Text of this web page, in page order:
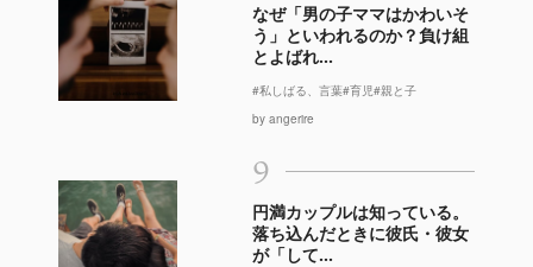
なぜ「男の子ママはかわいそ
う」といわれるのか？負け組
とよばれ...
#私しばる、言葉#育児#親と子
by angerire
9
円満カップルは知っている。
落ち込んだときに彼氏・彼女
が「して...